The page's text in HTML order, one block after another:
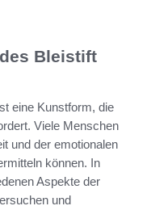
Bleistift
eine Kunstform, die
Viele Menschen
und der emotionalen
können. In
Aspekte der
und